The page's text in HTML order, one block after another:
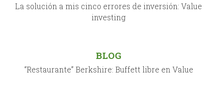
La solución a mis cinco errores de inversión: Value
investing
BLOG
“Restaurante” Berkshire: Buffett libre en Value